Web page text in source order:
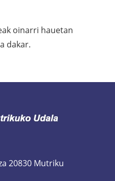
oinarri hauetan
dakar.
20830 Mutriku